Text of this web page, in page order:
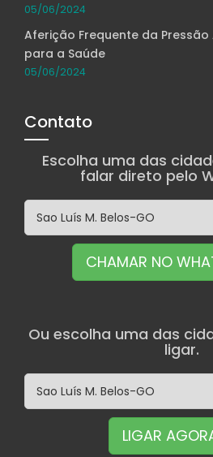
05/06/2024
Aferição Frequente da Pressão
para a Saúde
05/06/2024
Contato
Escolha uma das
falar direto pelo
CHAMAR NO
Ou escolha uma das
ligar.
LIGAR